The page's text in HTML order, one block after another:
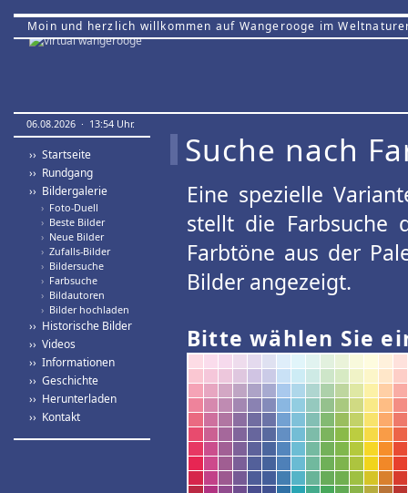
Moin und herzlich willkommen auf Wangerooge im
06.08.2026 · 13:54 Uhr.
›› Startseite
›› Rundgang
›› Bildergalerie
› Foto-Duell
› Beste Bilder
› Neue Bilder
› Zufalls-Bilder
› Bildersuche
› Farbsuche
› Bildautoren
› Bilder hochladen
›› Historische Bilder
›› Videos
›› Informationen
›› Geschichte
›› Herunterladen
›› Kontakt
Suche nach
Eine spezielle
stellt die Farbsuche
Farbtöne aus der
Bilder angezeigt.
Bitte wählen Sie